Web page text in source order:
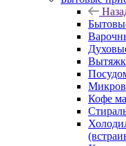
Кофе